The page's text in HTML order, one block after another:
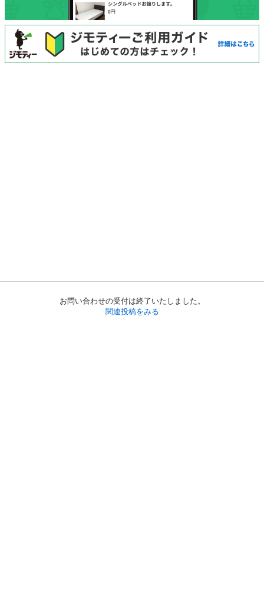
お問い合わせの受付は終了いたしました。
関連投稿をみる